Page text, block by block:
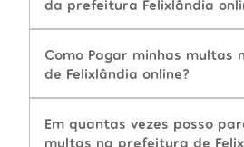
da prefeitura Felixlândia
Como Pagar minhas multas
de Felixlândia online?
Em quantas vezes posso
multas na prefeitura de